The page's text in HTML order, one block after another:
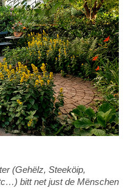
(Gehëlz, Steeköip,
bitt net just de Mënschen